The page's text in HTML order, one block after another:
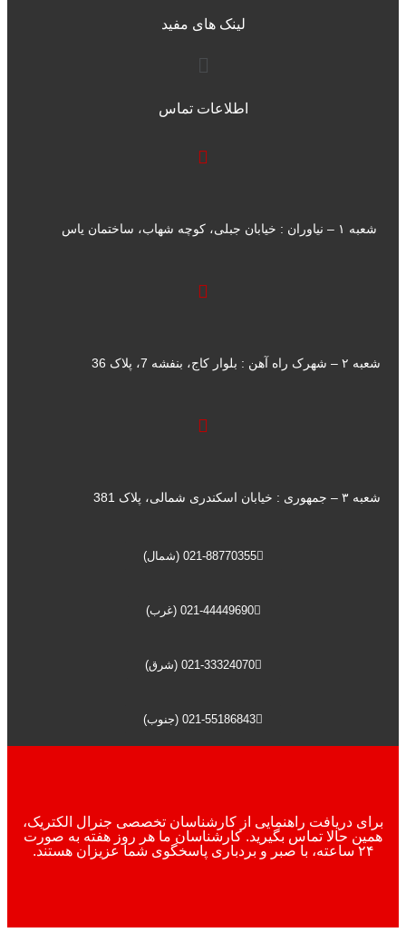
لینک های مفید
اطلاعات تماس
شعبه ۱ – نیاوران : خیابان جبلی، کوچه شهاب، ساختمان یاس
شعبه ۲ – شهرک راه آهن : بلوار کاج، بنفشه 7، پلاک 36
شعبه ۳ – جمهوری : خیابان اسکندری شمالی، پلاک 381
021-88770355 (شمال)
021-44449690 (غرب)
021-33324070 (شرق)
021-55186843 (جنوب)
برای دریافت راهنمایی از کارشناسان تخصصی جنرال الکتریک،
همین حالا تماس بگیرید. کارشناسان ما هر روز هفته به صورت
۲۴ ساعته، با صبر و بردباری پاسخگوی شما عزیزان هستند.